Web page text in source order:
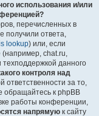
использования и/или
перечисленных в
получили ответа,
lookup) или, если
chat.ru,
техподдержкой данного
контроля над
ответственности за то,
обращайтесь к phpBB
работы конференции,
напрямую к сайту